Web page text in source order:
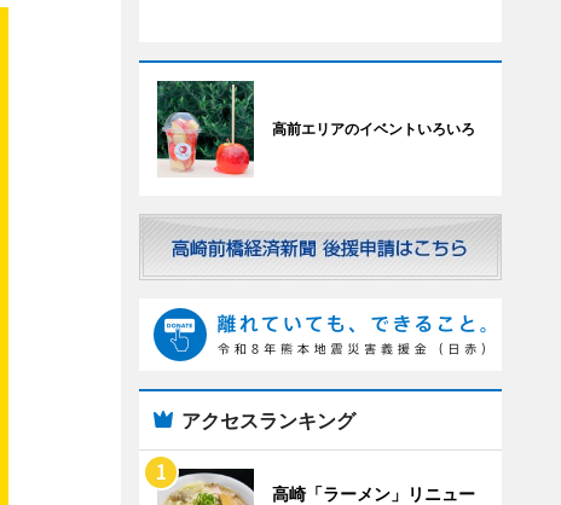
高前エリアのイベントいろいろ
アクセスランキング
高崎「ラーメン」リニュー